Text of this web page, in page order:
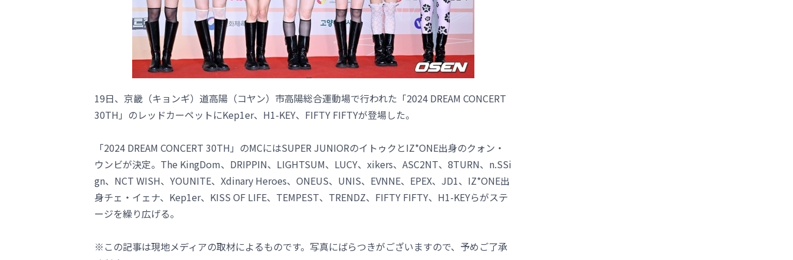
19日、京畿（キョンギ）道高陽（コヤン）市高陽総合運動場で行われた「2024 DREAM CONCERT
30TH」のレッドカーペットにKep1er、H1-KEY、FIFTY FIFTYが登場した。
「2024 DREAM CONCERT 30TH」のMCにはSUPER JUNIORのイトゥクとIZ*ONE出身のクォン・
ウンビが決定。The KingDom、DRIPPIN、LIGHTSUM、LUCY、xikers、ASC2NT、8TURN、n.SSi
gn、NCT WISH、YOUNITE、Xdinary Heroes、ONEUS、UNIS、EVNNE、EPEX、JD1、IZ*ONE出
身チェ・イェナ、Kep1er、KISS OF LIFE、TEMPEST、TRENDZ、FIFTY FIFTY、H1-KEYらがステ
ージを繰り広げる。
※この記事は現地メディアの取材によるものです。写真にばらつきがございますので、予めご了承